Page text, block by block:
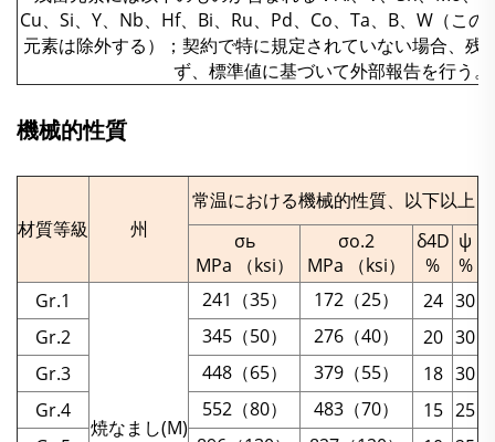
Cu、Si、Y、Nb、Hf、Bi、Ru、Pd、Co、Ta、B、W（この
元素は除外する）；契約で特に規定されていない場合、残
ず、標準値に基づいて外部報告を行う。
機械的性質
材質等級 州
常温における機械的性質、以下以上
σь
MPa （ksi）
σo.2
MPa （ksi）
δ4D
%
ψ
%
Gr.1
焼なまし(M)
241（35） 172（25） 24 30
Gr.2
345（50） 276（40） 20 30
Gr.3
448（65） 379（55） 18 30
Gr.4
552（80） 483（70） 15 25